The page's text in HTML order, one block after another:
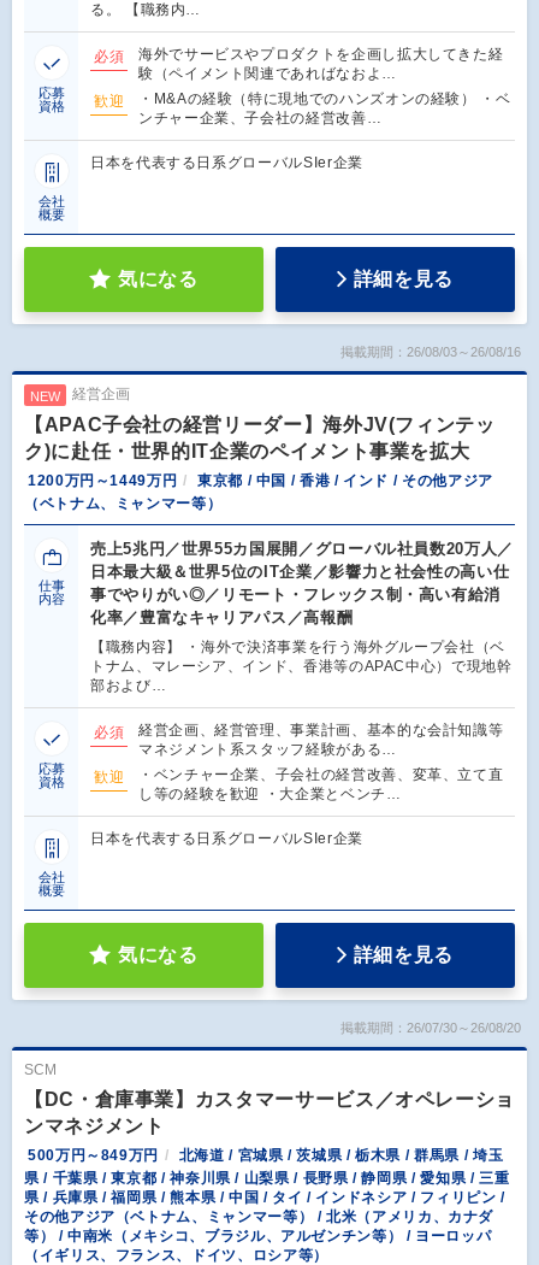
る。 【職務内…
応募
資格
必須
海外でサービスやプロダクトを企画し拡大してきた経
験（ペイメント関連であればなおよ…
歓迎
・M&Aの経験（特に現地でのハンズオンの経験） ・ベ
ンチャー企業、子会社の経営改善…
会社
概要
日本を代表する日系グローバルSIer企業
気になる 詳細を見る
掲載期間：26/08/03～26/08/16
NEW 経営企画
【APAC子会社の経営リーダー】海外JV(フィンテッ
ク)に赴任・世界的IT企業のペイメント事業を拡大
1200万円～1449万円
東京都 / 中国 / 香港 / インド / その他アジア
（ベトナム、ミャンマー等）
仕事
内容
売上5兆円／世界55カ国展開／グローバル社員数20万人／
日本最大級＆世界5位のIT企業／影響力と社会性の高い仕
事でやりがい◎／リモート・フレックス制・高い有給消
化率／豊富なキャリアパス／高報酬
【職務内容】 ・海外で決済事業を行う海外グループ会社（ベ
トナム、マレーシア、インド、香港等のAPAC中心）で現地幹
部および…
応募
資格
必須
経営企画、経営管理、事業計画、基本的な会計知識等
マネジメント系スタッフ経験がある…
歓迎
・ベンチャー企業、子会社の経営改善、変革、立て直
し等の経験を歓迎 ・大企業とベンチ…
会社
概要
日本を代表する日系グローバルSIer企業
気になる 詳細を見る
掲載期間：26/07/30～26/08/20
SCM
【DC・倉庫事業】カスタマーサービス／オペレーショ
ンマネジメント
500万円～849万円
北海道 / 宮城県 / 茨城県 / 栃木県 / 群馬県 / 埼玉
県 / 千葉県 / 東京都 / 神奈川県 / 山梨県 / 長野県 / 静岡県 / 愛知県 / 三重
県 / 兵庫県 / 福岡県 / 熊本県 / 中国 / タイ / インドネシア / フィリピン /
その他アジア（ベトナム、ミャンマー等） / 北米（アメリカ、カナダ
等） / 中南米（メキシコ、ブラジル、アルゼンチン等） / ヨーロッパ
（イギリス、フランス、ドイツ、ロシア等）